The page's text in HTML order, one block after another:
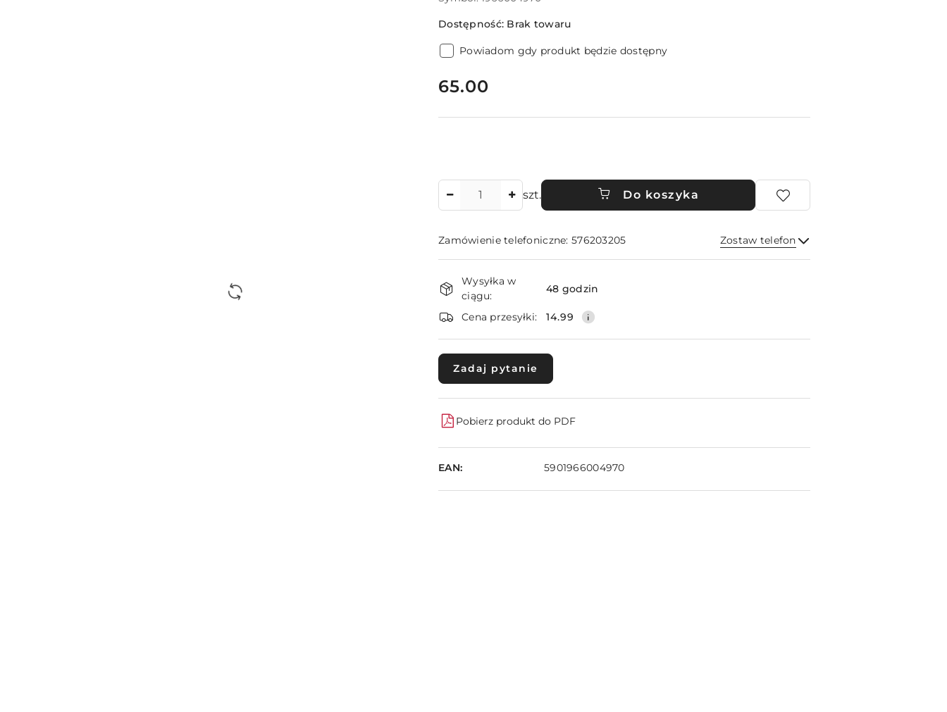
Dostępność: Brak towaru
Powiadom gdy produkt będzie dostępny
cena:
65.00
szt. Do koszyka
Zamówienie telefoniczne: 576203205 Zostaw telefon
Wyślij
Dostępność
i
dostawa
Wysyłka w
ciągu:
48 godzin
Cena przesyłki: 14.99
Zadaj pytanie
Pobierz produkt do PDF
EAN: 5901966004970